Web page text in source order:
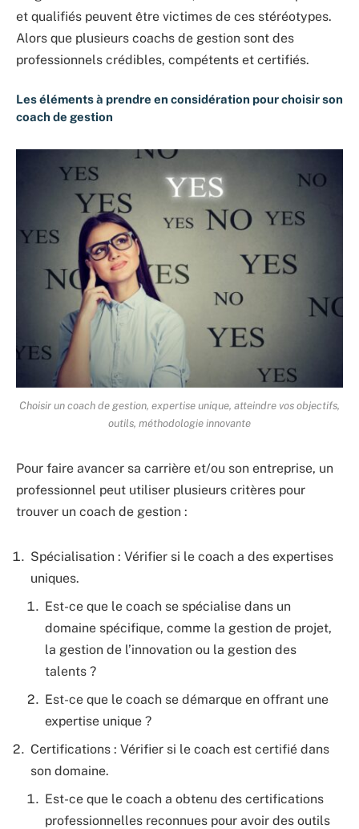
et qualifiés peuvent être victimes de ces stéréotypes.
Alors que plusieurs coachs de gestion sont des
professionnels crédibles, compétents et certifiés.
Les éléments à prendre en considération pour choisir son
coach de gestion
Choisir un coach de gestion, expertise unique, atteindre vos objectifs,
outils, méthodologie innovante
Pour faire avancer sa carrière et/ou son entreprise, un
professionnel peut utiliser plusieurs critères pour
trouver un coach de gestion :
Spécialisation : Vérifier si le coach a des expertises
uniques.
Est-ce que le coach se spécialise dans un
domaine spécifique, comme la gestion de projet,
la gestion de l’innovation ou la gestion des
talents ?
Est-ce que le coach se démarque en offrant une
expertise unique ?
Certifications : Vérifier si le coach est certifié dans
son domaine.
Est-ce que le coach a obtenu des certifications
professionnelles reconnues pour avoir des outils